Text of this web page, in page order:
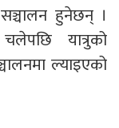
हुनेछन् ।
यात्रुको
ल्याइएको